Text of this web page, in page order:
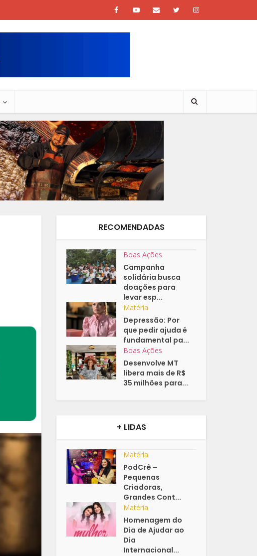
RECOMENDADAS
Boas Ações
Campanha
solidária busca
doações para
levar esp...
Matéria
Depressão: Por
que pedir ajuda é
fundamental pa...
Boas Ações
Desenvolve MT
libera mais de R$
35 milhões para...
+ LIDAS
Matéria
PodCrê –
Pequenas
Criadoras,
Grandes Cont...
Matéria
Homenagem do
Dia de Ajudar ao
Dia
Internacional...